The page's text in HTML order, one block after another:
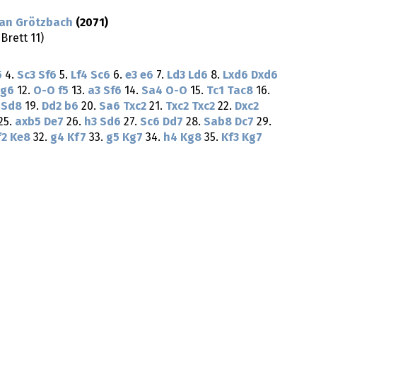
Grötzbach (2071)
11)
4. Sc3 Sf6 5. Lf4 Sc6 6. e3 e6 7. Ld3 Ld6 8. Lxd6 Dxd6
g6 12. O-O f5 13. a3 Sf6 14. Sa4 O-O 15. Tc1 Tac8 16.
Sd8 19. Dd2 b6 20. Sa6 Txc2 21. Txc2 Txc2 22. Dxc2
axb5 De7 26. h3 Sd6 27. Sc6 Dd7 28. Sab8 Dc7 29.
Ke8 32. g4 Kf7 33. g5 Kg7 34. h4 Kg8 35. Kf3 Kg7